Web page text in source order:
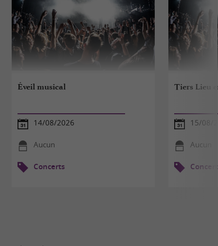
Éveil musical
14/08/2026
Aucun
Concerts
Tiers Lieu
15/08/
Aucun